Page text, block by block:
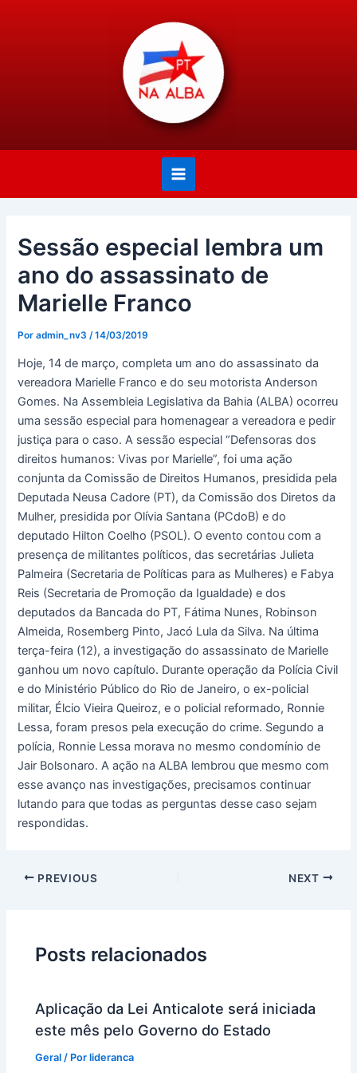
Menu
Sessão especial lembra um
ano do assassinato de
Marielle Franco
Poradmin_nv3/14/03/2019
Hoje, 14 de março, completa um ano do assassinato da
vereadora Marielle Franco e do seu motorista Anderson
Gomes. Na Assembleia Legislativa da Bahia (ALBA) ocorreu
uma sessão especial para homenagear a vereadora e pedir
justiça para o caso. A sessão especial “Defensoras dos
direitos humanos: Vivas por Marielle”, foi uma ação
conjunta da Comissão de Direitos Humanos, presidida pela
Deputada Neusa Cadore (PT), da Comissão dos Diretos da
Mulher, presidida por Olívia Santana (PCdoB) e do
deputado Hilton Coelho (PSOL). O evento contou com a
presença de militantes políticos, das secretárias Julieta
Palmeira (Secretaria de Políticas para as Mulheres) e Fabya
Reis (Secretaria de Promoção da Igualdade) e dos
deputados da Bancada do PT, Fátima Nunes, Robinson
Almeida, Rosemberg Pinto, Jacó Lula da Silva. Na última
terça-feira (12), a investigação do assassinato de Marielle
ganhou um novo capítulo. Durante operação da Polícia Civil
e do Ministério Público do Rio de Janeiro, o ex-policial
militar, Élcio Vieira Queiroz, e o policial reformado, Ronnie
Lessa, foram presos pela execução do crime. Segundo a
polícia, Ronnie Lessa morava no mesmo condomínio de
Jair Bolsonaro. A ação na ALBA lembrou que mesmo com
esse avanço nas investigações, precisamos continuar
lutando para que todas as perguntas desse caso sejam
respondidas.
PREVIOUS NEXT
Posts relacionados
Aplicação da Lei Anticalote será iniciada
este mês pelo Governo do Estado
Geral / Porlideranca